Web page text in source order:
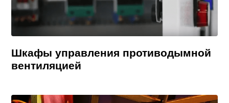
Шкафы управления противодымной
вентиляцией